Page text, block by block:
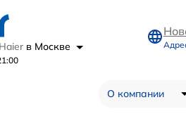
в Москве
О компании